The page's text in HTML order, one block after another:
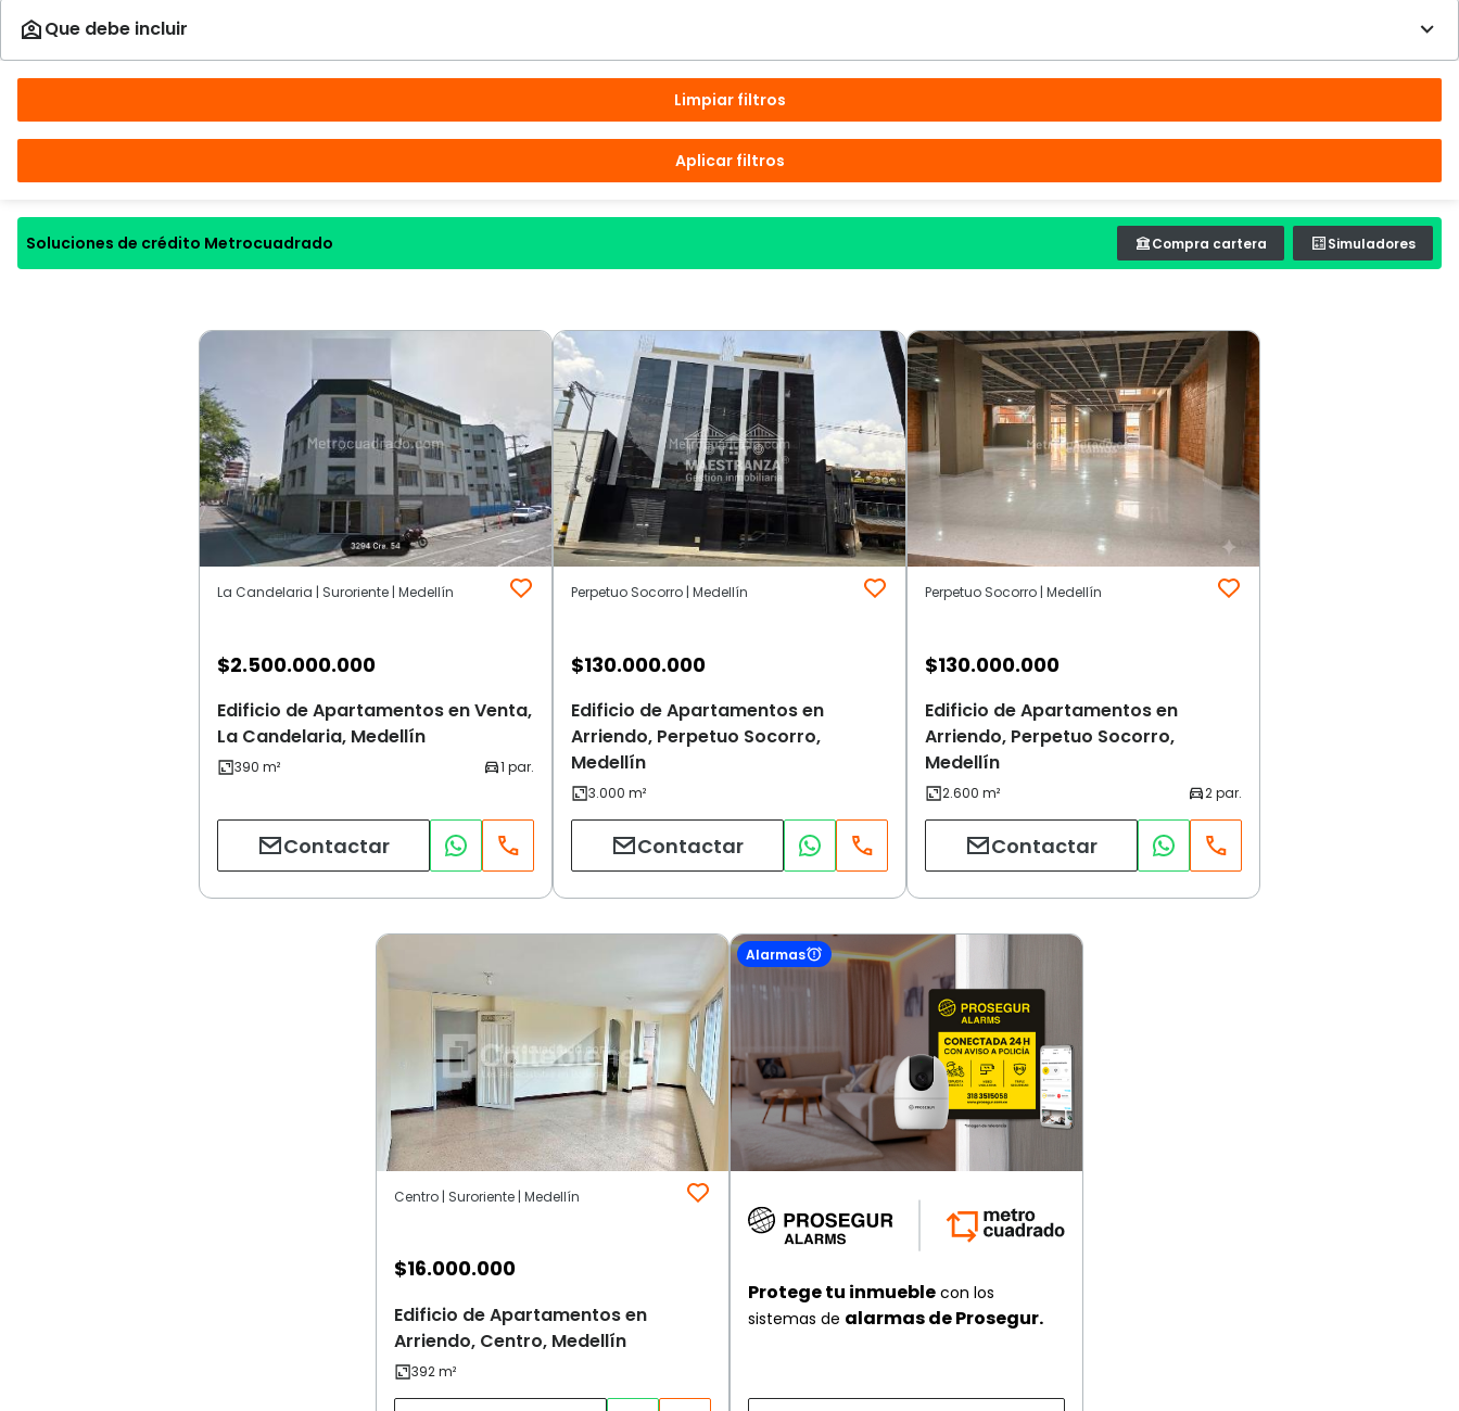
Limpiar filtros
Aplicar filtros
Soluciones de crédito Metrocuadrado Compra cartera Simuladores
La Candelaria | Suroriente | Medellín
$2.500.000.000
Edificio de Apartamentos en Venta,
La Candelaria, Medellín
Contactar
Perpetuo Socorro | Medellín
$130.000.000
Edificio de Apartamentos en
Arriendo, Perpetuo Socorro,
Medellín
Contactar
Perpetuo Socorro | Medellín
$130.000.000
Edificio de Apartamentos en
Arriendo, Perpetuo Socorro,
Medellín
Contactar
Centro | Suroriente | Medellín
$16.000.000
Edificio de Apartamentos en
Arriendo, Centro, Medellín
Alarmas
Protege tu inmueble con los
sistemas de alarmas de Prosegur.